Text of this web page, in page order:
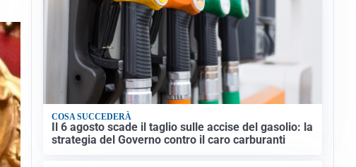
COSA SUCCEDERÀ
Il 6 agosto scade il taglio sulle accise del gasolio: la
strategia del Governo contro il caro carburanti